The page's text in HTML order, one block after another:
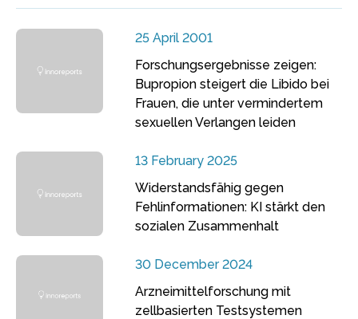
25 April 2001
Forschungsergebnisse zeigen:
Bupropion steigert die Libido bei
Frauen, die unter vermindertem
sexuellen Verlangen leiden
13 February 2025
Widerstandsfähig gegen
Fehlinformationen: KI stärkt den
sozialen Zusammenhalt
30 December 2024
Arzneimittelforschung mit
zellbasierten Testsystemen